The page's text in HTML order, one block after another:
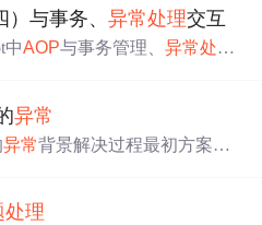
）与事务、异常处理交互
中AOP与事务管理、异常处理
异常通知与事务回滚的关联关
直观呈现了多切面场景下的方
。
异常
异常背景解决过程最初方案失
鉴权SDK引入到我的项目，
处理